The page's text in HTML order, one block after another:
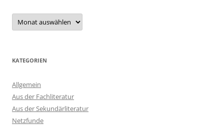
Archiv
KATEGORIEN
Allgemein
Aus der Fachliteratur
Aus der Sekundärliteratur
Netzfunde